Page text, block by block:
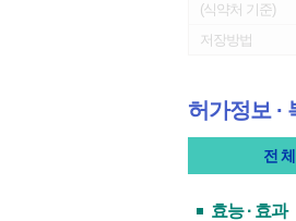
(식약처 기준)
저장방법
허가정보 ∙
전 체
효능 · 효과